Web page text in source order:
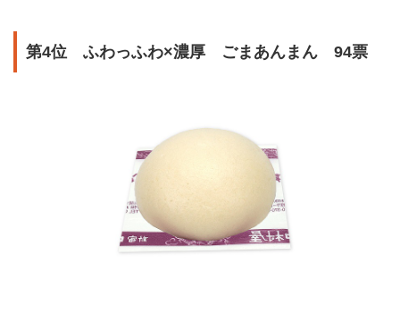
第4位 ふわっふわ×濃厚 ごまあんまん 94票